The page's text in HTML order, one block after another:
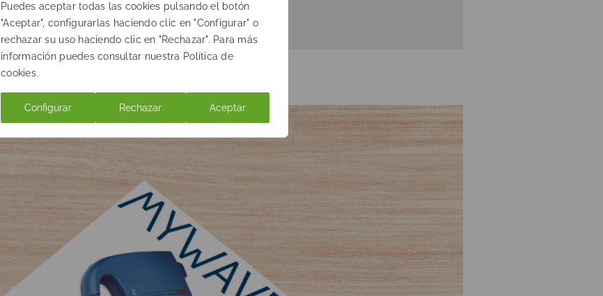
Puedes aceptar todas las cookies pulsando el botón
"Aceptar", configurarlas haciendo clic en "Configurar" o
rechazar su uso haciendo clic en "Rechazar". Para más
información puedes consultar nuestra Política de
cookies.
Configurar Rechazar Aceptar